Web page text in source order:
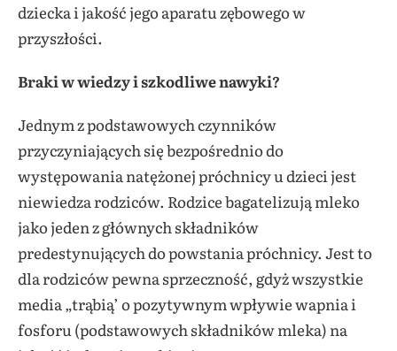
dziecka i jakość jego aparatu zębowego w
przyszłości.
Braki w wiedzy i szkodliwe nawyki?
Jednym z podstawowych czynników
przyczyniających się bezpośrednio do
występowania natężonej próchnicy u dzieci jest
niewiedza rodziców. Rodzice bagatelizują mleko
jako jeden z głównych składników
predestynujących do powstania próchnicy. Jest to
dla rodziców pewna sprzeczność, gdyż wszystkie
media „trąbią’ o pozytywnym wpływie wapnia i
fosforu (podstawowych składników mleka) na